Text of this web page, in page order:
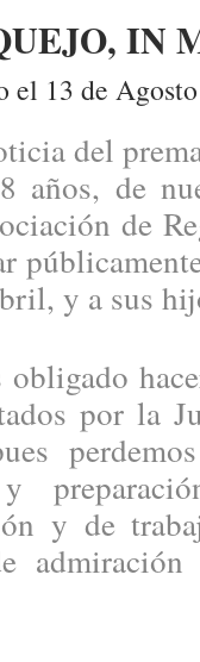
IN
el 13 de
del
años, de
de
y a sus
por la
y de